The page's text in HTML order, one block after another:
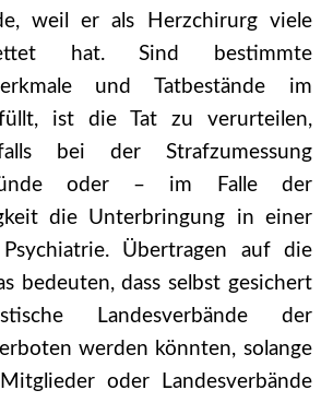
weil er als Herzchirurg viele
hat. Sind bestimmte
und Tatbestände im
ist die Tat zu verurteilen,
bei der Strafzumessung
oder – im Falle der
die Unterbringung in einer
Übertragen auf die
bedeuten, dass selbst gesichert
Landesverbände der
werden könnten, solange
oder Landesverbände